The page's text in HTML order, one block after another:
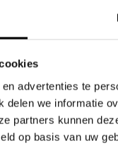
advertenties te
delen we informatie
partners kunnen
op basis van uw